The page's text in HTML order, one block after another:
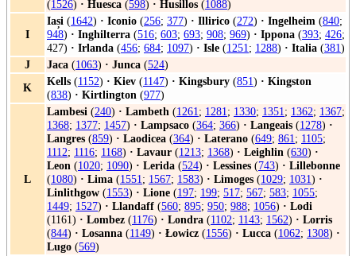
(1526) · Huesca (598) · Husillos (1088)
I
Iași (1642) · Iconio (256; 377) · Illirico (272) · Ingelheim (840;
948) · Inghilterra (516; 603; 693; 908; 969) · Ippona (393; 426;
427) · Irlanda (456; 684; 1097) · Isle (1251; 1288) · Italia (381)
J
Jaca (1063) · Junca (524)
K
Kells (1152) · Kiev (1147) · Kingsbury (851) · Kingston
(838) · Kirtlington (977)
L
Lambesi (240) · Lambeth (1261; 1281; 1330; 1351; 1362; 1367;
1368; 1377; 1457) · Lampsaco (364; 366) · Langeais (1278) ·
Langres (859) · Laodicea (364) · Laterano (649; 861; 1105;
1112; 1116; 1168) · Lavaur (1213; 1368) · Leighlin (630) ·
Leon (1020; 1090) · Lerida (524) · Lessines (743) · Lillebonne
(1080) · Lima (1551; 1567; 1583) · Limoges (1029; 1031) ·
Linlithgow (1553) · Lione (197; 199; 517; 567; 583; 1055;
1449; 1527) · Llandaff (560; 895; 950; 988; 1056) · Lodi
(1161) · Lombez (1176) · Londra (1102; 1143; 1562) · Lorris
(844) · Losanna (1149) · Łowicz (1556) · Lucca (1062; 1308) ·
Lugo (569)